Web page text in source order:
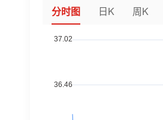
分时图 日K 周K